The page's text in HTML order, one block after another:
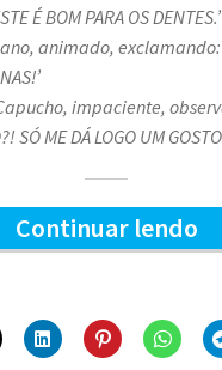
É BOM PARA OS DENTES.’
animado, exclamando:
impaciente,
SÓ ME DÁ LOGO UM
Continuar lendo
–